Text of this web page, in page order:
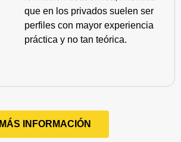
que en los privados suelen ser
perfiles con mayor experiencia
práctica y no tan teórica.
MÁS INFORMACIÓN